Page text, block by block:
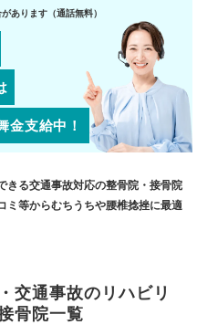
あります（通話無料）
金支給中！
きる交通事故対応の整骨院・接骨院
ミ等からむちうちや腰椎捻挫に最適
交通事故のリハビリ
骨院一覧